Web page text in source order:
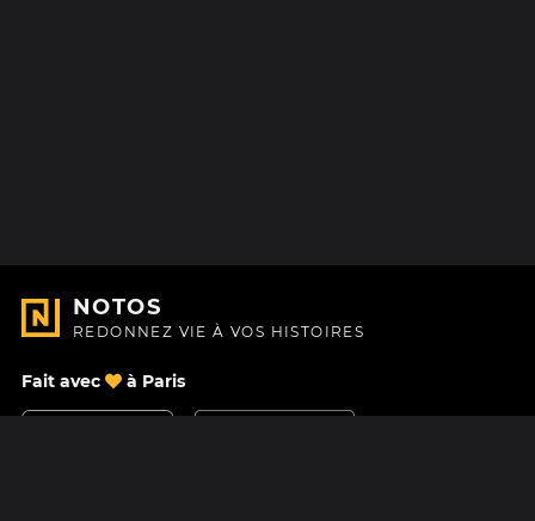
NOTOS
REDONNEZ VIE À VOS HISTOIRES
Fait avec à Paris